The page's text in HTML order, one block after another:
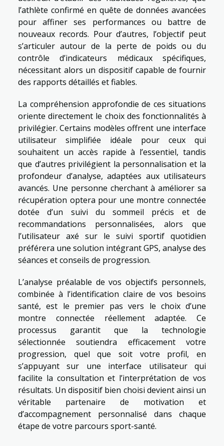
l’athlète confirmé en quête de données avancées
pour affiner ses performances ou battre de
nouveaux records. Pour d’autres, l’objectif peut
s’articuler autour de la perte de poids ou du
contrôle d’indicateurs médicaux spécifiques,
nécessitant alors un dispositif capable de fournir
des rapports détaillés et fiables.
La compréhension approfondie de ces situations
oriente directement le choix des fonctionnalités à
privilégier. Certains modèles offrent une interface
utilisateur simplifiée idéale pour ceux qui
souhaitent un accès rapide à l’essentiel, tandis
que d’autres privilégient la personnalisation et la
profondeur d’analyse, adaptées aux utilisateurs
avancés. Une personne cherchant à améliorer sa
récupération optera pour une montre connectée
dotée d’un suivi du sommeil précis et de
recommandations personnalisées, alors que
l’utilisateur axé sur le suivi sportif quotidien
préférera une solution intégrant GPS, analyse des
séances et conseils de progression.
L’analyse préalable de vos objectifs personnels,
combinée à l’identification claire de vos besoins
santé, est le premier pas vers le choix d’une
montre connectée réellement adaptée. Ce
processus garantit que la technologie
sélectionnée soutiendra efficacement votre
progression, quel que soit votre profil, en
s’appuyant sur une interface utilisateur qui
facilite la consultation et l’interprétation de vos
résultats. Un dispositif bien choisi devient ainsi un
véritable partenaire de motivation et
d’accompagnement personnalisé dans chaque
étape de votre parcours sport-santé.